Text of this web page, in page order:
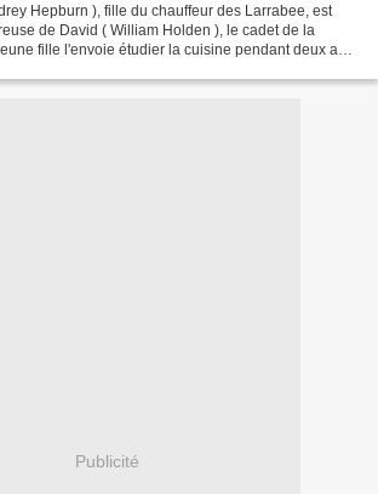
Hepburn ), fille du chauffeur des Larrabee, est
de David ( William Holden ), le cadet de la
fille l'envoie étudier la cuisine pendant deux ans
Publicité